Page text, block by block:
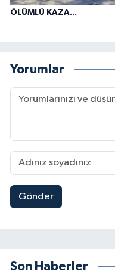
ÖLÜMLÜ KAZA...
Yorumlar
Gönder
Son Haberler